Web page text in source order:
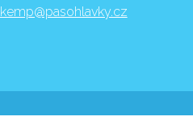
kemp@pasohlavky.cz